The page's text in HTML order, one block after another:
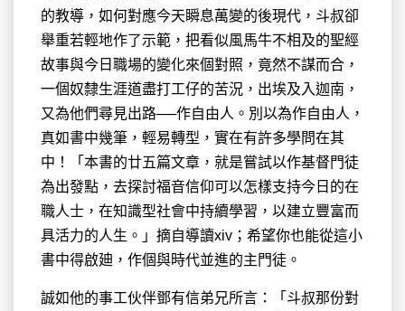
的教導，如何對應今天瞬息萬變的後現代，斗叔卻
舉重若輕地作了示範，把看似風馬牛不相及的聖經
故事與今日職場的變化來個對照，竟然不謀而合，
一個奴隸生涯道盡打工仔的苦況，出埃及入迦南，
又為他們尋見出路──作自由人。別以為作自由人，
真如書中幾筆，輕易轉型，實在有許多學問在其
中！「本書的廿五篇文章，就是嘗試以作基督門徒
為出發點，去探討福音信仰可以怎樣支持今日的在
職人士，在知識型社會中持續學習，以建立豐富而
具活力的人生。」摘自導讀xiv；希望你也能從這小
書中得啟廸，作個與時代並進的主門徒。
誠如他的事工伙伴鄧有信弟兄所言：「斗叔那份對